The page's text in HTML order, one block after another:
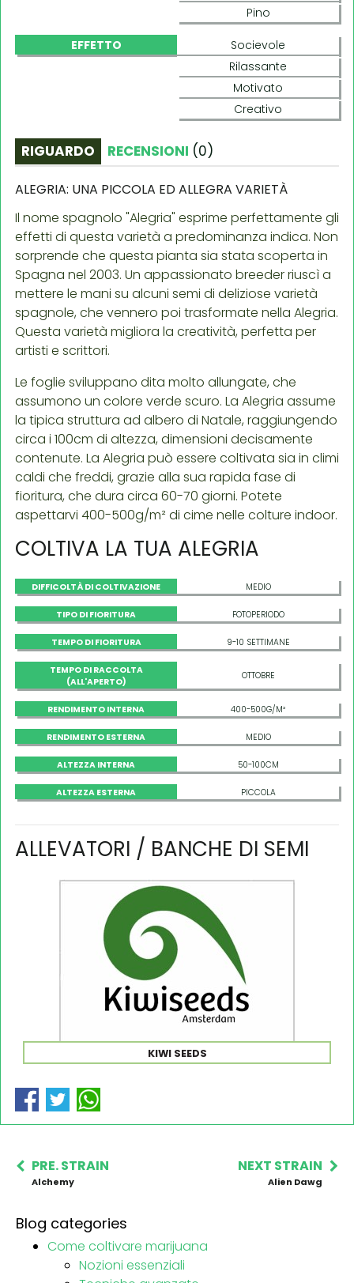
Pino
EFFETTO
Socievole
Rilassante
Motivato
Creativo
RIGUARDO RECENSIONI (0)
ALEGRIA: UNA PICCOLA ED ALLEGRA VARIETÀ
Il nome spagnolo "Alegria" esprime perfettamente gli
effetti di questa varietà a predominanza indica. Non
sorprende che questa pianta sia stata scoperta in
Spagna nel 2003. Un appassionato breeder riuscì a
mettere le mani su alcuni semi di deliziose varietà
spagnole, che vennero poi trasformate nella Alegria.
Questa varietà migliora la creatività, perfetta per
artisti e scrittori.
Le foglie sviluppano dita molto allungate, che
assumono un colore verde scuro. La Alegria assume
la tipica struttura ad albero di Natale, raggiungendo
circa i 100cm di altezza, dimensioni decisamente
contenute. La Alegria può essere coltivata sia in climi
caldi che freddi, grazie alla sua rapida fase di
fioritura, che dura circa 60-70 giorni. Potete
aspettarvi 400-500g/m² di cime nelle colture indoor.
COLTIVA LA TUA ALEGRIA
DIFFICOLTÀ DI COLTIVAZIONE MEDIO
TIPO DI FIORITURA FOTOPERIODO
TEMPO DI FIORITURA 9-10 SETTIMANE
TEMPO DI RACCOLTA
(ALL'APERTO)
OTTOBRE
RENDIMENTO INTERNA 400-500G/M²
RENDIMENTO ESTERNA MEDIO
ALTEZZA INTERNA 50-100CM
ALTEZZA ESTERNA PICCOLA
ALLEVATORI / BANCHE DI SEMI
KIWI SEEDS
PRE. STRAIN
Alchemy
NEXT STRAIN
Alien Dawg
Blog categories
Come coltivare marijuana
Nozioni essenziali